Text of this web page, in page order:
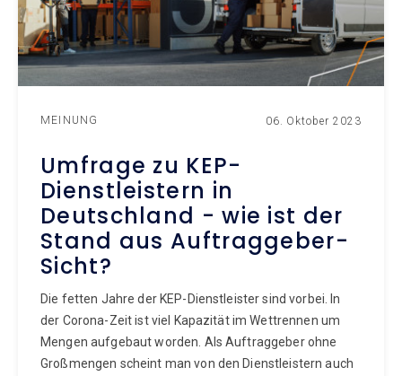
MEINUNG 06. Oktober 2023
Umfrage zu KEP-
Dienstleistern in
Deutschland - wie ist der
Stand aus Auftraggeber-
Sicht?
Die fetten Jahre der KEP-Dienstleister sind vorbei. In
der Corona-Zeit ist viel Kapazität im Wettrennen um
Mengen aufgebaut worden. Als Auftraggeber ohne
Großmengen scheint man von den Dienstleistern auch